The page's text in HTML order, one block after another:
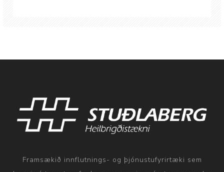
Framsækið innflutnings- og þjónustufyrirtæki sem